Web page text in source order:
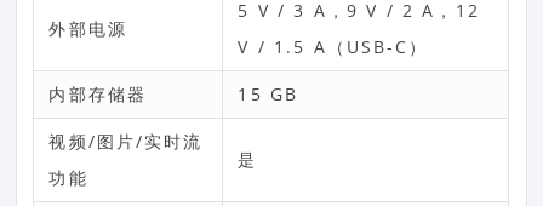
外部电源
5 V / 3 A，9 V / 2 A，12
V / 1.5 A（USB-C）
内部存储器 15 GB
视频/图片/实时流
功能
是